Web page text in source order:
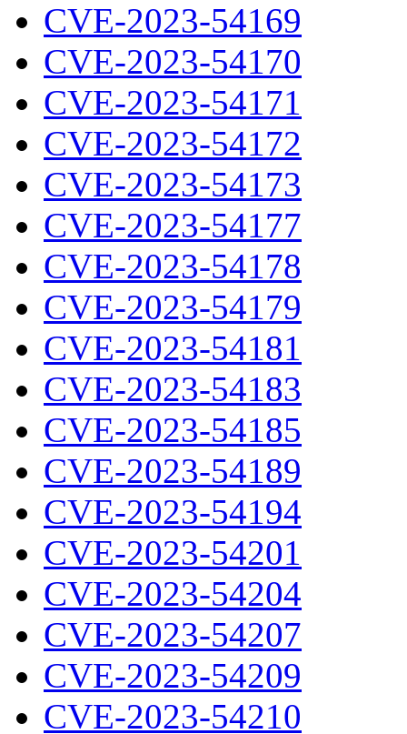
CVE-2023-54169
CVE-2023-54170
CVE-2023-54171
CVE-2023-54172
CVE-2023-54173
CVE-2023-54177
CVE-2023-54178
CVE-2023-54179
CVE-2023-54181
CVE-2023-54183
CVE-2023-54185
CVE-2023-54189
CVE-2023-54194
CVE-2023-54201
CVE-2023-54204
CVE-2023-54207
CVE-2023-54209
CVE-2023-54210